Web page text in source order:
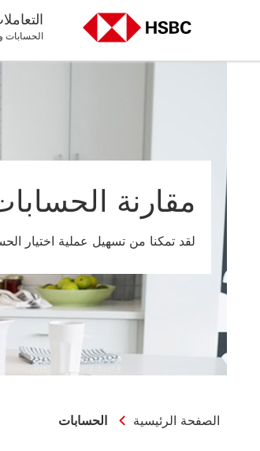
الحسابات
مقارنة
لقد تمكنا من تسهيل عملية اختيار
الصفحة الرئيسية الحسابات